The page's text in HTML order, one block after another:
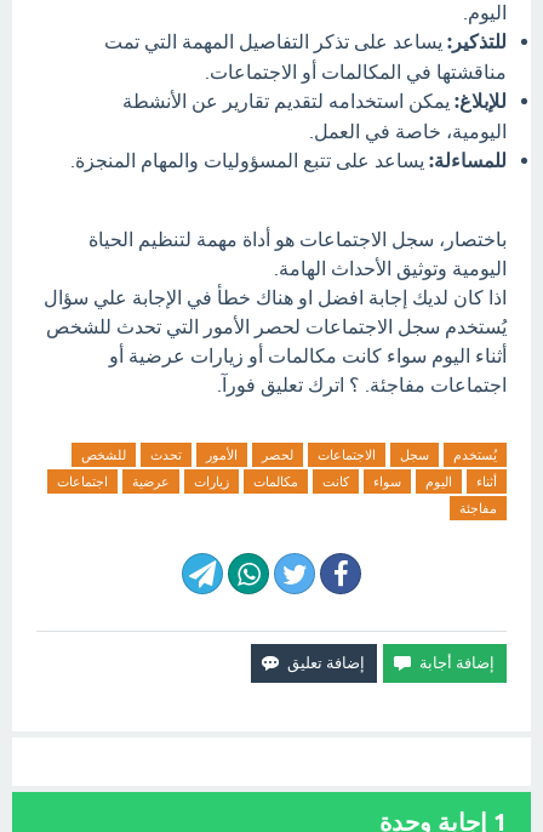
اليوم.
للتذكير: يساعد على تذكر التفاصيل المهمة التي تمت
مناقشتها في المكالمات أو الاجتماعات.
للإبلاغ: يمكن استخدامه لتقديم تقارير عن الأنشطة
اليومية، خاصة في العمل.
للمساءلة: يساعد على تتبع المسؤوليات والمهام المنجزة.
باختصار، سجل الاجتماعات هو أداة مهمة لتنظيم الحياة
اليومية وتوثيق الأحداث الهامة.
اذا كان لديك إجابة افضل او هناك خطأ في الإجابة علي سؤال
يُستخدم سجل الاجتماعات لحصر الأمور التي تحدث للشخص
أثناء اليوم سواء كانت مكالمات أو زيارات عرضية أو
اجتماعات مفاجئة. ؟ اترك تعليق فورآ.
يُستخدم سجل الاجتماعات لحصر الأمور تحدث
للشخص
أثناء
اليوم سواء كانت مكالمات زيارات عرضية
اجتماعات
مفاجئة
1 إجابة وحدة